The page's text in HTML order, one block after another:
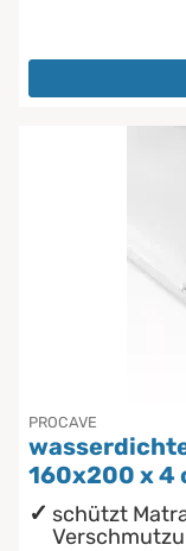
PROCAVE
160x200 x 4
schützt